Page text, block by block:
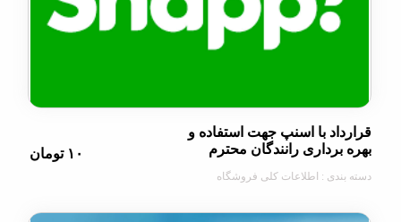
با اسنپ جهت استفاده و
رانندگان محترم
: اطلاعات کلی فروشگاه